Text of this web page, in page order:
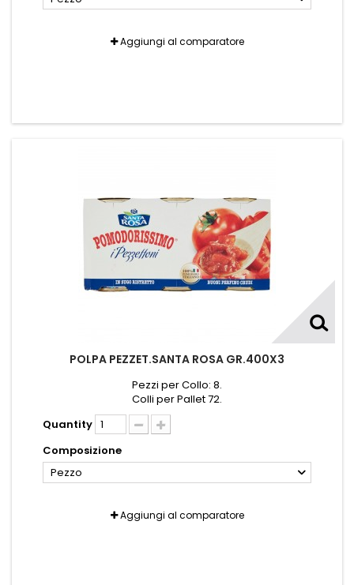
Aggiungi al comparatore
POLPA PEZZET.SANTA ROSA GR.400X3
Pezzi per Collo: 8.
Colli per Pallet 72.
Quantity
Composizione
Pezzo
Aggiungi al comparatore